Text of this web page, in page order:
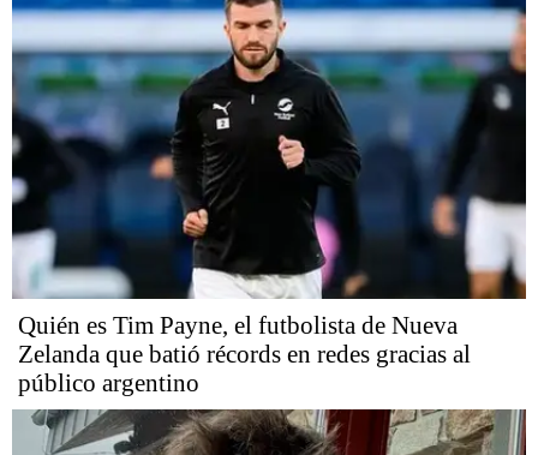
Quién es Tim Payne, el futbolista de Nueva
Zelanda que batió récords en redes gracias al
público argentino